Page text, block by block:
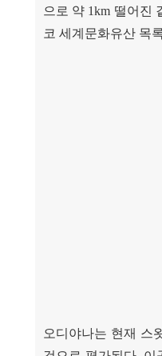
으로 약 1km 떨어진
코 세계문화유산 목
오디야나는 현재 스